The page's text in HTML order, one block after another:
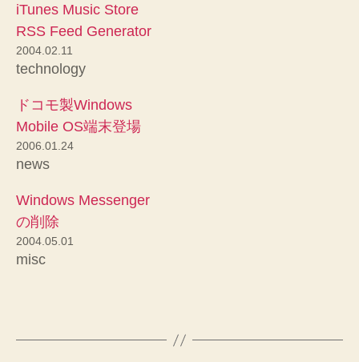
iTunes Music Store
RSS Feed Generator
2004.02.11
technology
ドコモ製Windows
Mobile OS端末登場
2006.01.24
news
Windows Messenger
の削除
2004.05.01
misc